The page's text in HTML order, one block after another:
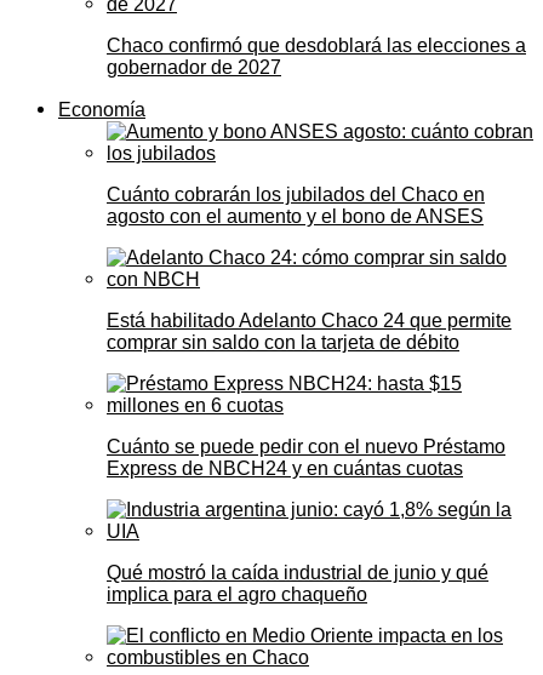
Chaco confirmó que desdoblará las elecciones a
gobernador de 2027
Economía
Cuánto cobrarán los jubilados del Chaco en
agosto con el aumento y el bono de ANSES
Está habilitado Adelanto Chaco 24 que permite
comprar sin saldo con la tarjeta de débito
Cuánto se puede pedir con el nuevo Préstamo
Express de NBCH24 y en cuántas cuotas
Qué mostró la caída industrial de junio y qué
implica para el agro chaqueño